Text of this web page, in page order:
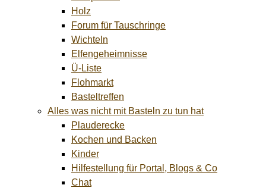
Holz
Forum für Tauschringe
Wichteln
Elfengeheimnisse
Ü-Liste
Flohmarkt
Basteltreffen
Alles was nicht mit Basteln zu tun hat
Plauderecke
Kochen und Backen
Kinder
Hilfestellung für Portal, Blogs & Co
Chat